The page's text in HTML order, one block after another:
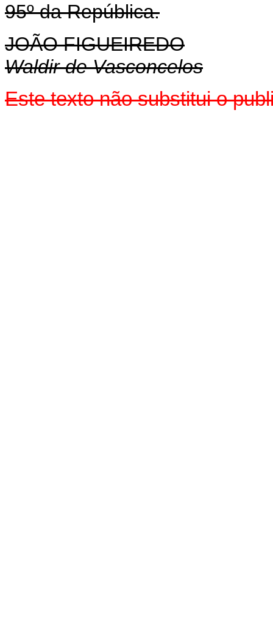
95º da República.
JOÃO FIGUEIREDO
Waldir de Vasconcelos
Este texto não substitui o